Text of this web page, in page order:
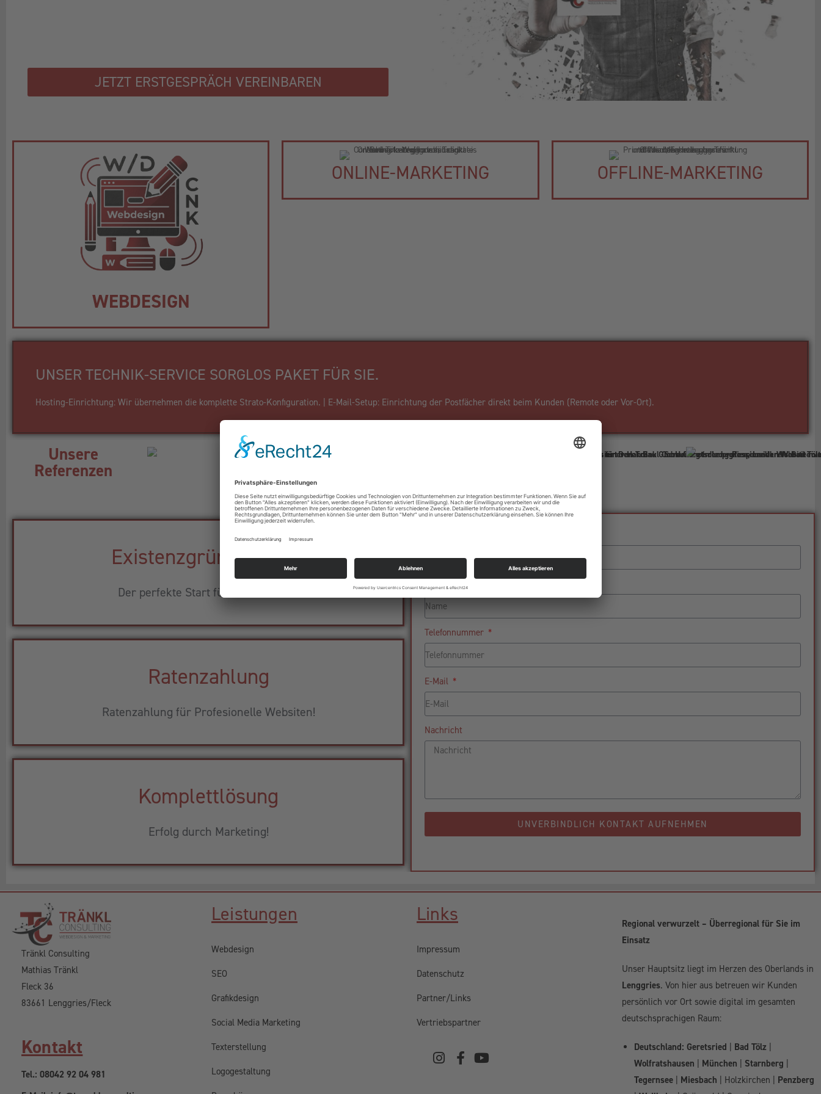
JETZT ERSTGESPRÄCH VEREINBAREN
WEBDESIGN
ONLINE-MARKETING OFFLINE-MARKETING
UNSER TECHNIK-SERVICE SORGLOS PAKET FÜR SIE.
Hosting-Einrichtung: Wir übernehmen die komplette Strato-Konfiguration. | E-Mail-Setup: Einrichtung der Postfächer direkt beim Kunden (Remote oder Vor-Ort).
Unsere
Referenzen
Existenzgründerpaket
Der perfekte Start für Ihr Business!
Ratenzahlung
Ratenzahlung für Profesionelle Websiten!
Komplettlösung
Erfolg durch Marketing!
Name
Telefonnummer
E-Mail
Nachricht
UNVERBINDLICH KONTAKT AUFNEHMEN
Tränkl Consulting
Mathias Tränkl
Fleck 36
83661 Lenggries/Fleck
Kontakt
Tel.: 08042 92 04 981
Leistungen
Webdesign
SEO
Grafikdesign
Social Media Marketing
Texterstellung
Logogestaltung
Links
Impressum
Datenschutz
Partner/Links
Vertriebspartner
Regional verwurzelt – Überregional für Sie im
Einsatz
Unser Hauptsitz liegt im Herzen des Oberlands in
Lenggries. Von hier aus betreuen wir Kunden
persönlich vor Ort sowie digital im gesamten
deutschsprachigen Raum:
Deutschland: Geretsried Bad Tölz
Wolfratshausen
München Starnberg
Tegernsee
Miesbach | Holzkirchen | Penzberg